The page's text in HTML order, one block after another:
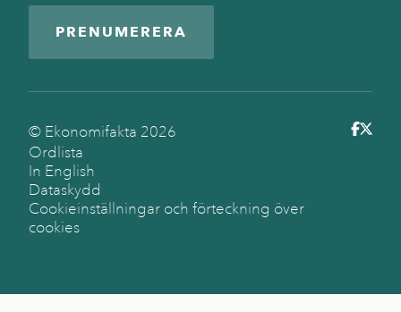
PRENUMERERA
© Ekonomifakta 2026
Ordlista
In English
Dataskydd
Cookieinställningar och förteckning över
cookies